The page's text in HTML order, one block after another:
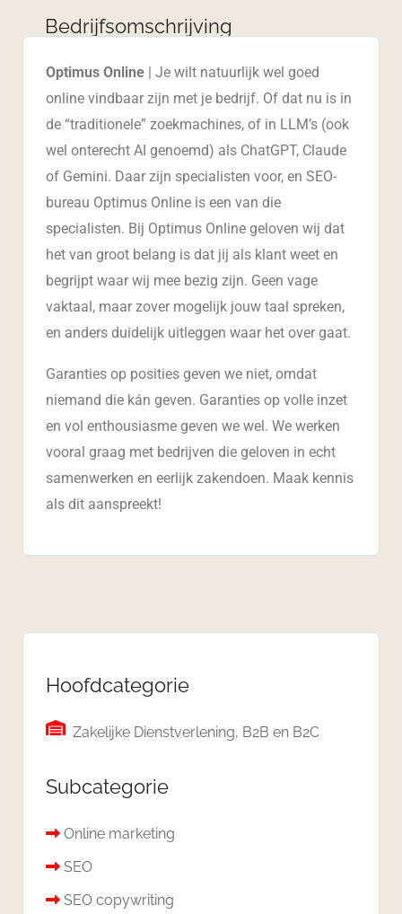
Bedrijfsomschrijving
Optimus Online | Je wilt natuurlijk wel goed
online vindbaar zijn met je bedrijf. Of dat nu is in
de “traditionele” zoekmachines, of in LLM’s (ook
wel onterecht AI genoemd) als ChatGPT, Claude
of Gemini. Daar zijn specialisten voor, en SEO-
bureau Optimus Online is een van die
specialisten. Bij Optimus Online geloven wij dat
het van groot belang is dat jij als klant weet en
begrijpt waar wij mee bezig zijn. Geen vage
vaktaal, maar zover mogelijk jouw taal spreken,
en anders duidelijk uitleggen waar het over gaat.
Garanties op posities geven we niet, omdat
niemand die kán geven. Garanties op volle inzet
en vol enthousiasme geven we wel. We werken
vooral graag met bedrijven die geloven in echt
samenwerken en eerlijk zakendoen. Maak kennis
als dit aanspreekt!
Hoofdcategorie
Zakelijke Dienstverlening, B2B en B2C
Subcategorie
Online marketing
SEO
SEO copywriting